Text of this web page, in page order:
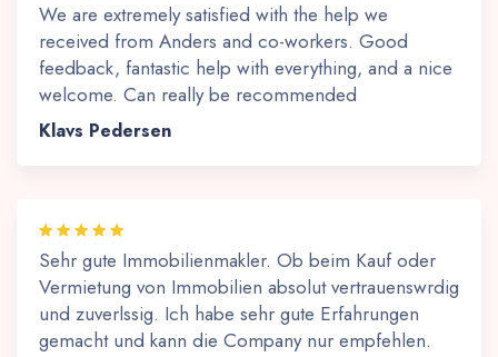
We are extremely satisfied with the help we
received from Anders and co-workers. Good
feedback, fantastic help with everything, and a nice
welcome. Can really be recommended
Klavs Pedersen
Sehr gute Immobilienmakler. Ob beim Kauf oder
Vermietung von Immobilien absolut vertrauenswrdig
und zuverlssig. Ich habe sehr gute Erfahrungen
gemacht und kann die Company nur empfehlen.